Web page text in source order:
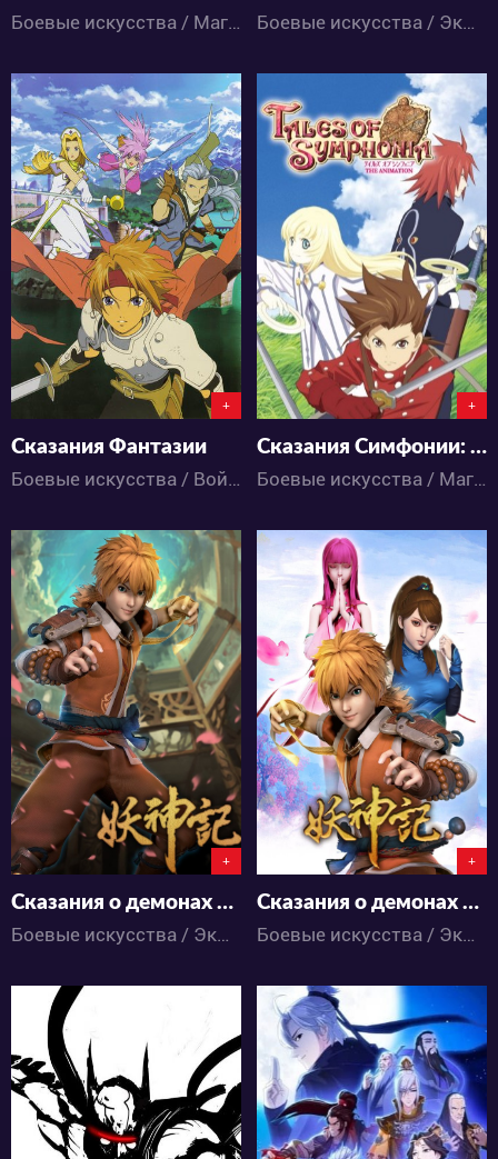
Боевые искусства / Магия / Экшен / Приключения / Фэнтези / Аниме Боевые искусства / Экшен / Приключения / Романтика / Фэнтези / Аниме
4636
2 2
+
Сказания Фантазии
Боевые искусства / Война / Магия / Приключения / Сёнэн / Фантастика / Фэнтези / Аниме
4574
2 2
+
Сказания Симфонии: Сильварант
Боевые искусства / Магия / Экшен / Приключения / Фэнтези / Аниме
9510
0 6
+
Сказания о демонах и богах
Боевые искусства / Экшен / Приключения / Романтика / Фэнтези / Аниме
6120
2 4
+
Сказания о демонах и богах 2
Боевые искусства / Экшен / Приключения / Романтика / Фэнтези / Аниме
6252 8152